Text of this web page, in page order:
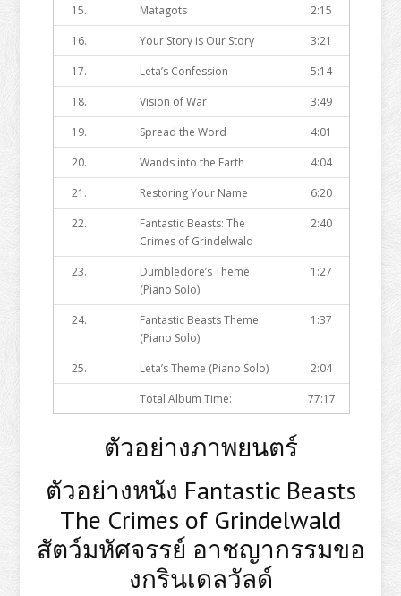
15.
Matagots
2:15
16.
Your Story is Our Story
3:21
17.
Leta’s Confession
5:14
18.
Vision of War
3:49
19.
Spread the Word
4:01
20.
Wands into the Earth
4:04
21.
Restoring Your Name
6:20
22.
Fantastic Beasts: The
Crimes of Grindelwald
2:40
23.
Dumbledore’s Theme
(Piano Solo)
1:27
24.
Fantastic Beasts Theme
(Piano Solo)
1:37
25. Leta’s Theme (Piano Solo)
2:04
Total Album Time:
77:17
ตัวอย่างภาพยนตร์
ตัวอย่างหนัง Fantastic Beasts
The Crimes of Grindelwald
สัตว์มหัศจรรย์ อาชญากรรมขอ
งกรินเดลวัลด์